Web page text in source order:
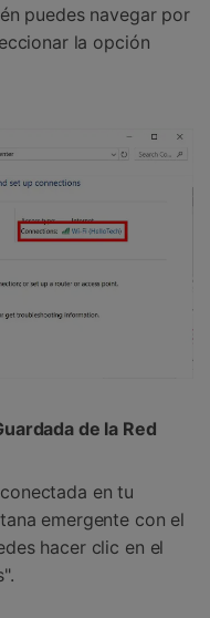
puedes navegar por
la opción
de la Red󠀲󠀩󠀥󠀦󠀨󠀣󠀧󠀡󠀳
en tu
emergente con el
hacer clic en el